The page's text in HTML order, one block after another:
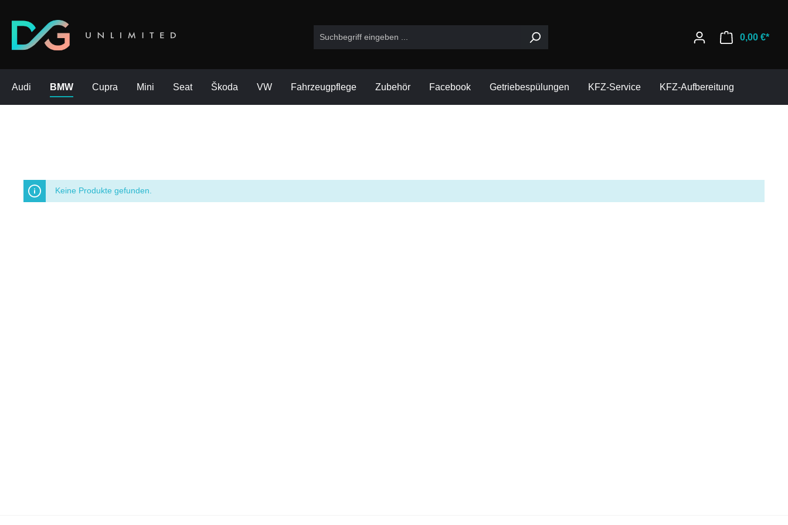
0,00 €*
Audi BMW Cupra Mini Seat Škoda VW Fahrzeugpflege Zubehör Facebook Getriebespülungen KFZ-Service KFZ-Aufbereitung
Keine Produkte gefunden.